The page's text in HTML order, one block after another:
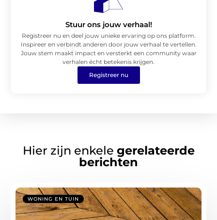
Stuur ons jouw verhaal!
Registreer nu en deel jouw unieke ervaring op ons platform.
Inspireer en verbindt anderen door jouw verhaal te vertellen.
Jouw stem maakt impact en versterkt een community waar
verhalen écht betekenis krijgen.
Registreer nu
Hier zijn enkele gerelateerde
berichten
WONING EN TUIN